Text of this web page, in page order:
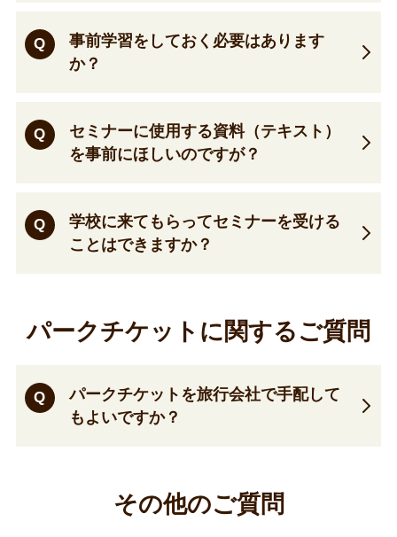
Q
事前学習をしておく必要はあります
か？
Q
セミナーに使用する資料（テキスト）
を事前にほしいのですが？
Q
学校に来てもらってセミナーを受ける
ことはできますか？
パークチケットに関するご質問
Q
パークチケットを旅行会社で手配して
もよいですか？
その他のご質問